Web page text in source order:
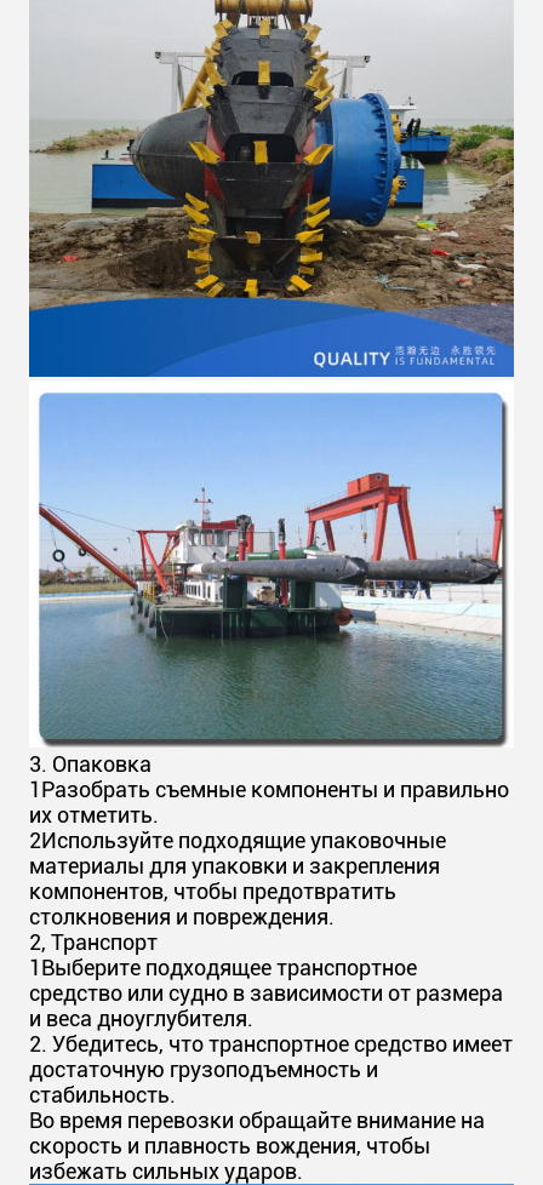
3. Опаковка
1Разобрать съемные компоненты и правильно
их отметить.
2Используйте подходящие упаковочные
материалы для упаковки и закрепления
компонентов, чтобы предотвратить
столкновения и повреждения.
2, Транспорт
1Выберите подходящее транспортное
средство или судно в зависимости от размера
и веса дноуглубителя.
2. Убедитесь, что транспортное средство имеет
достаточную грузоподъемность и
стабильность.
Во время перевозки обращайте внимание на
скорость и плавность вождения, чтобы
избежать сильных ударов.